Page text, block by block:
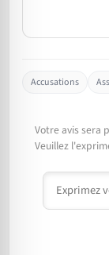
Accusations
Votre avis sera
Veuillez
Commentaire